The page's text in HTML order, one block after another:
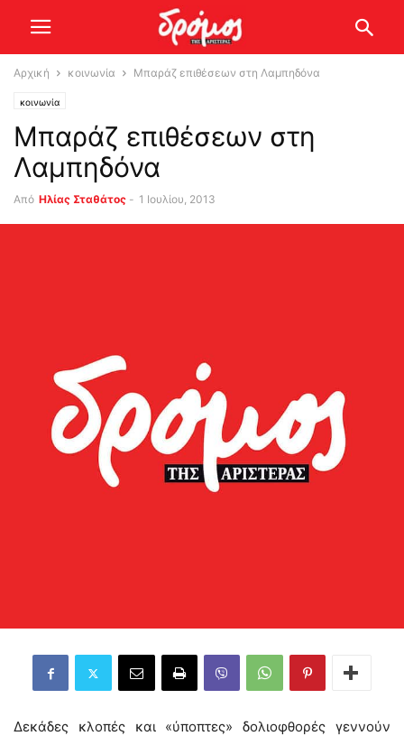
Αρχική κοινωνία Μπαράζ επιθέσεων στη Λαμπηδόνα
κοινωνία
Μπαράζ επιθέσεων στη
Λαμπηδόνα
Από Ηλίας Σταθάτος - 1 Ιουλίου, 2013
Δεκάδες κλοπές και «ύποπτες» δολιοφθορές γεννούν